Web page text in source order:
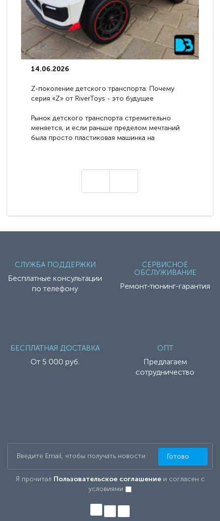
14.06.2026
Z-поколение детского транспорта: Почему
серия «Z» от RiverToys - это будущее
Рынок детского транспорта стремительно
меняется, и если раньше пределом мечтаний
была просто пластиковая машинка на
СЛУЖБА ПОДДЕРЖКИ
Бесплатные консультации
по телефону
СЕРВИСНОЕ
ОБСЛУЖИВАНИЕ
Ремонт-тюнинг-гарантия
БЕСПЛАТНАЯ ДОСТАВКА
От 5 000 руб.
ОПТ
Предлагаем
сотрудничество
Я прочитал Пользовательское соглашениеи согласен с
условиями
Готово